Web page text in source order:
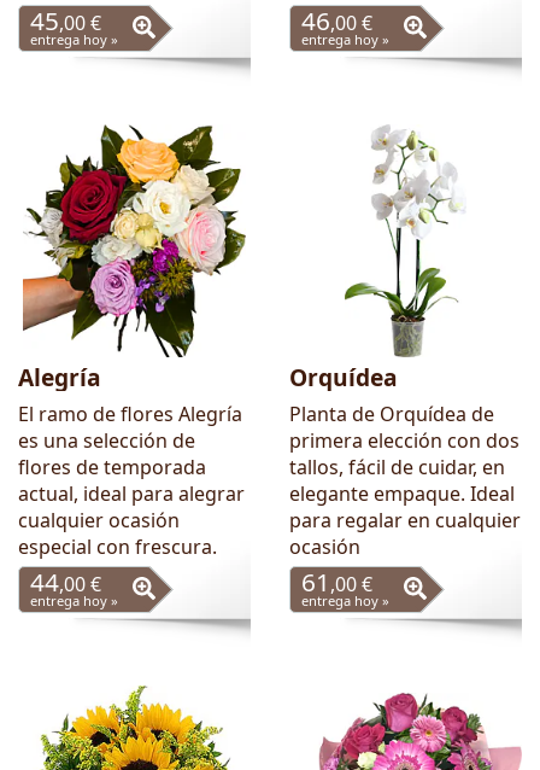
45,00 €
entrega hoy »
46,00 €
entrega hoy »
Alegría
El ramo de flores Alegría
es una selección de
flores de temporada
actual, ideal para alegrar
cualquier ocasión
especial con frescura.
44,00 €
entrega hoy »
Orquídea
Planta de Orquídea de
primera elección con dos
tallos, fácil de cuidar, en
elegante empaque. Ideal
para regalar en cualquier
ocasión
61 ,00 €
entrega hoy »